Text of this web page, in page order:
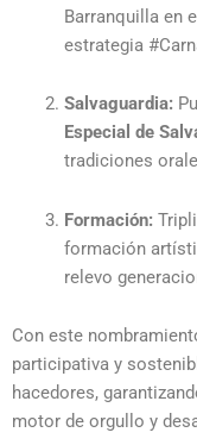
Barranquilla en
estrategia
Salvaguardia:
Especial de
tradiciones
Formación:
formación
relevo
Con este
participativa y
hacedores,
motor de orgullo y